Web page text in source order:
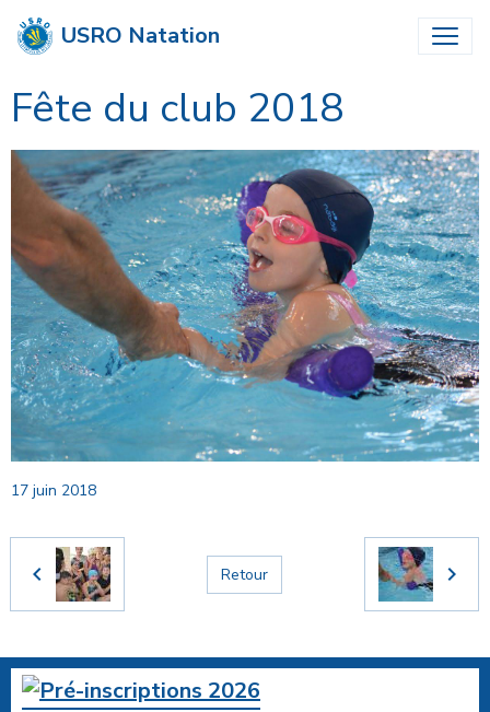
USRO Natation
Fête du club 2018
17 juin 2018
Retour